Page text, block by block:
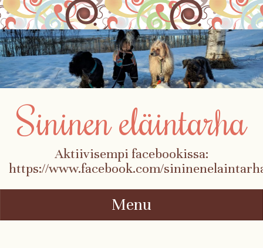
Sininen eläintarha
Aktiivisempi facebookissa:
https://www.facebook.com/
Menu